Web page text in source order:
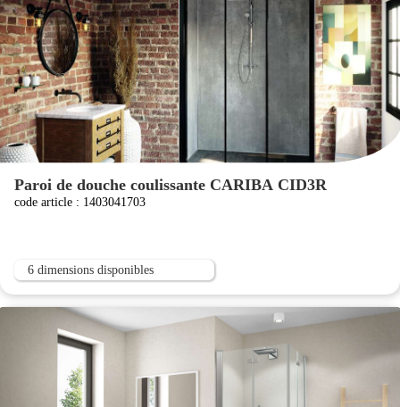
Paroi de douche coulissante CARIBA CID3R
code article : 1403041703
6 dimensions disponibles